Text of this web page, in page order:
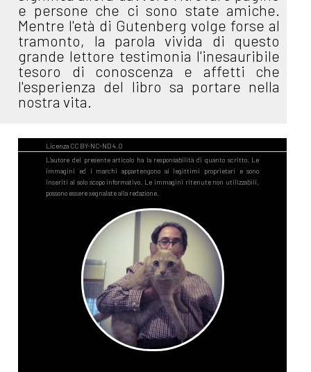
e persone che ci sono state amiche.
Mentre l'età di Gutenberg volge forse al
tramonto, la parola vivida di questo
grande lettore testimonia l'inesauribile
tesoro di conoscenza e affetti che
l'esperienza del libro sa portare nella
nostra vita.